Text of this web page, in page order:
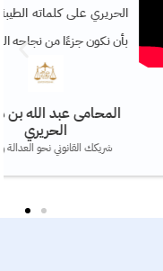
على كلماته الطيبة، ونفخر
جزءًا من نجاحه الرقمي
عبد الله بن هاشم
القانوني نحو العدالة والحق